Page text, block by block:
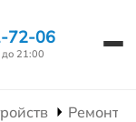
72-06
21:00
Ремонт